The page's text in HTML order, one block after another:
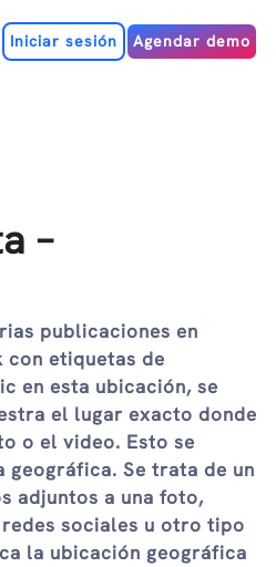
Iniciar sesión Agendar demo
–
publicaciones en
con etiquetas de
en esta ubicación, se
el lugar exacto donde
o el video. Esto se
geográfica. Se trata de un
adjuntos a una foto,
sociales u otro tipo
la ubicación geográfica